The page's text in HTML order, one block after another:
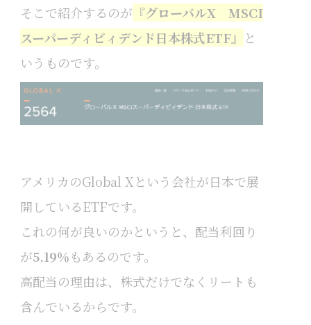
そこで紹介するのが 『グローバルX MSCI
スーパーディビィデンド日本株式ETF』 と
いうものです。
アメリカのGlobal Xという会社が日本で展
開しているETFです。
これの何が良いのかというと、配当利回り
が5.19％もあるのです。
高配当の理由は、株式だけでなくリートも
含んでいるからです。